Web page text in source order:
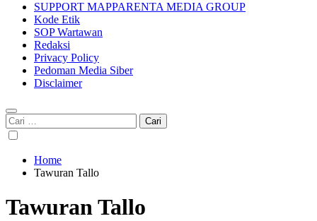
SUPPORT MAPPARENTA MEDIA GROUP
Kode Etik
SOP Wartawan
Redaksi
Privacy Policy
Pedoman Media Siber
Disclaimer
Cari
untuk:
Home
Tawuran Tallo
Tawuran Tallo